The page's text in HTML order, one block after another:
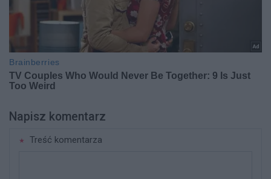
Napisz komentarz
Treść komentarza